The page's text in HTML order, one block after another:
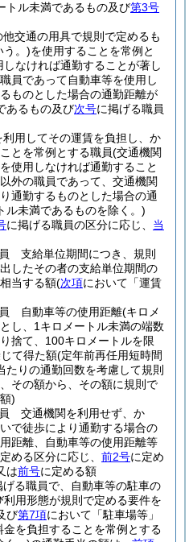
トル未満であるもの及び第3号
交通の用具で規則で定めるも
う。)を使用することを常例と
なければ通勤することが著し
員であって自動車等を使用し
ものとした場合の通勤距離が
あるもの及び次号に掲げる職員
用してその運賃を負担し、か
とを常例とする職員(交通機関
使用しなければ通勤すること
外の職員であって、交通機関
通勤するものとした場合の通
ル未満であるものを除く。)
に掲げる職員の区分に応じ、 当
支給単位期間につき、規則
したその者の支給単位期間の
当する額(次項において「運賃
自動車等の使用距離(キロメ
し、1キロメートル未満の端数
捨て、100キロメートルを限
て得た額(定年前再任用短時間
りの通勤回数を考慮して規則
その額から、その額に規則で
)
交通機関を利用せず、か
で徒歩により通勤する場合の
距離、自動車等の使用距離等
める区分に応じ、 前2号に定め
は前号に定める額
げる職員で、自動車等の駐車の
用形態が規則で定める要件を
び第7項において「駐車場等」
金を負担することを常例とする